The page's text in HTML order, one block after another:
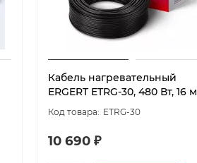
Кабель нагревательный
ERGERT ETRG-30, 480 Вт, 16 м
ETRG-30
10 690 ₽